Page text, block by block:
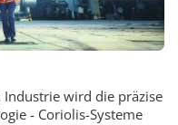
Industrie wird die präzise
- Coriolis-Systeme